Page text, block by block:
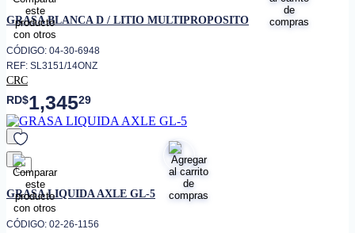
favorito
GRASA BLANCA D / LITIO MULTIPROPOSITO
CÓDIGO: 04-30-6948
REF: SL3151/14ONZ
CRC
RD$1,34529
favorito
GRASA LIQUIDA AXLE GL-5
CÓDIGO: 02-26-1156